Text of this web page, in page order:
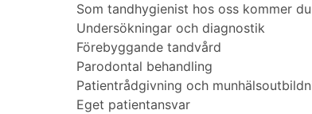
Som tandhygienist hos oss kommer
Undersökningar och diagnostik
Förebyggande tandvård
Parodontal behandling
Patientrådgivning och
Eget patientansvar